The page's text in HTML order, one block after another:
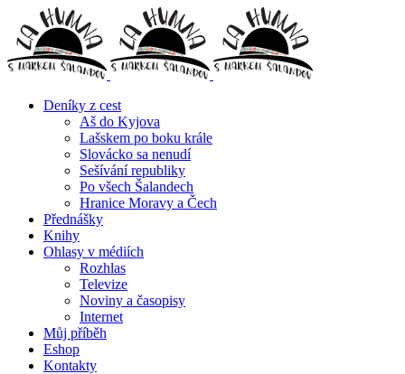
Deníky z cest
Aš do Kyjova
Lašskem po boku krále
Slovácko sa nenudí
Sešívání republiky
Po všech Šalandech
Hranice Moravy a Čech
Přednášky
Knihy
Ohlasy v médiích
Rozhlas
Televize
Noviny a časopisy
Internet
Můj příběh
Eshop
Kontakty